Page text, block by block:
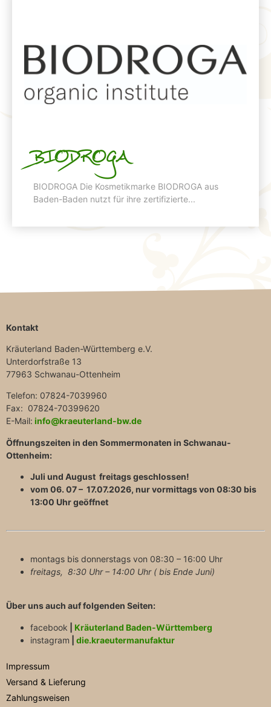
BIODROGA
BIODROGA Die Kosmetikmarke BIODROGA aus
Baden-Baden nutzt für ihre zertifizierte...
Kontakt
Kräuterland Baden-Württemberg e.V.
Unterdorfstraße 13
77963 Schwanau-Ottenheim
Telefon: 07824-7039960
Fax: 07824-70399620
E-Mail: info@kraeuterland-bw.de
Öffnungszeiten in den Sommermonaten in Schwanau-
Ottenheim:
Juli und August freitags geschlossen!
vom 06. 07 – 17.07.2026, nur vormittags von 08:30 bis
13:00 Uhr geöffnet
montags bis donnerstags von 08:30 – 16:00 Uhr
freitags, 8:30 Uhr – 14:00 Uhr ( bis Ende Juni)
Über uns auch auf folgenden Seiten:
facebook
Kräuterland Baden-Württemberg
instagram
die.kraeutermanufaktur
Impressum
Versand & Lieferung
Zahlungsweisen